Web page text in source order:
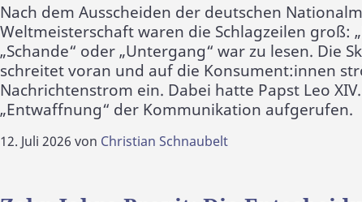
Nach dem Ausscheiden der deutschen
Weltmeisterschaft waren die Schlagzeilen groß:
„Schande“ oder „Untergang“ war zu lesen. Die
schreitet voran und auf die Konsument:innen
Nachrichtenstrom ein. Dabei hatte Papst Leo
„Entwaffnung“ der Kommunikation aufgerufen.
12. Juli 2026 von Christian Schnaubelt